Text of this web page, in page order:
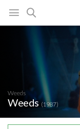
Weeds
Weeds(1987)